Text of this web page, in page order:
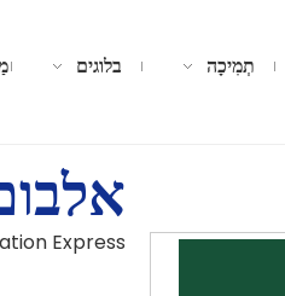
תְמִיכָה בלוגים
Express